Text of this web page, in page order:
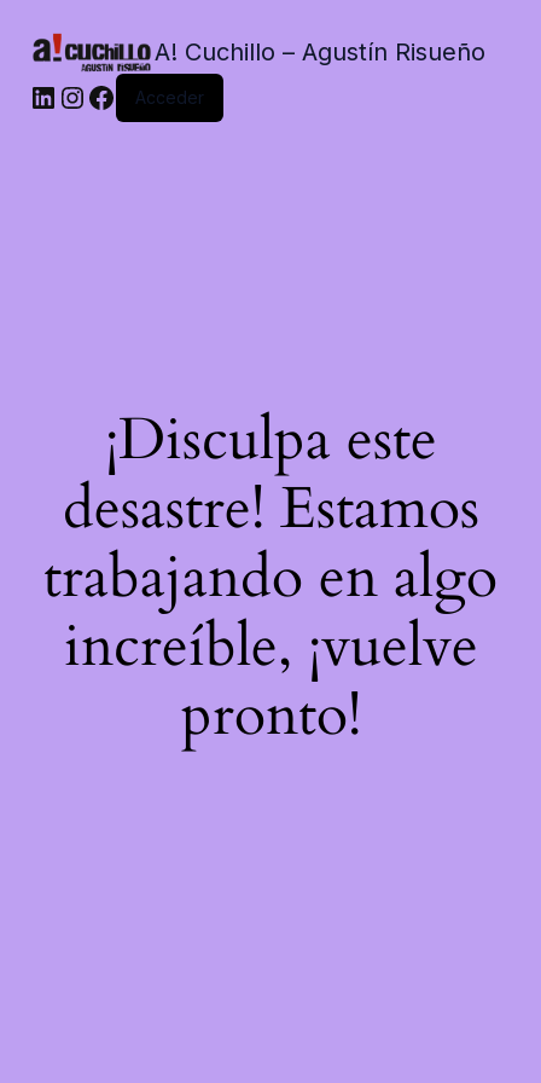
A! Cuchillo – Agustín Risueño
LinkedIn
Instagram
Facebook
Acceder
¡Disculpa este
desastre! Estamos
trabajando en algo
increíble, ¡vuelve
pronto!